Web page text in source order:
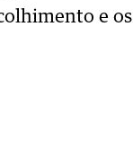
e os